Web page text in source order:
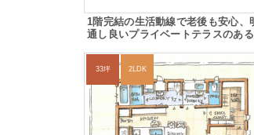
1階完結の生活動線で老後も安心、
通し良いプライベートテラスのあ
33坪 2LDK